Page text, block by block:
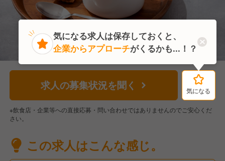
求人の募集状況を聞く 気になる
※飲食店・企業等への直接応募・問い合わせではありませんのでご安心くだ
さい。
この求人はこんな感じ。
気になる
気になる求人は保存しておくと、
企業からアプローチがくるかも...！？